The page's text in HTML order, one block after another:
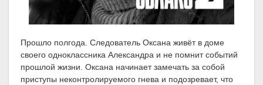
Прошло полгода. Следователь Оксана живёт в доме
своего одноклассника Александра и не помнит событий
прошлой жизни. Оксана начинает замечать за собой
приступы неконтролируемого гнева и подозревает, что